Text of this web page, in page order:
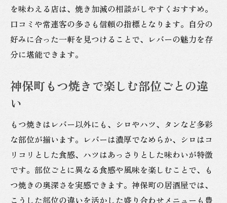
神保町のもつ焼きで癒やされるひととき
レバー好きが集まるもつ焼き名所の特徴
もつ焼き居酒屋で味わう新鮮ホルモン料理
もつ焼きの意味とレバーの楽しみ方解説
もつ焼きとは何かレバーとの関係を解説
神保町で知るもつ焼きとホルモンの違い
ツ
もつ焼き初心者が知りたいレバーの魅力
居酒屋で人気のレバー料理の楽しみ方
神保町駅でもつ焼きの奥深さを堪能する
神保町で見つけるレバー好きのための逸品
を味わえる店は、焼き加減の相談がしやすくおすすめ。
口コミや常連客の多さも信頼の指標となります。自分の
好みに合った一軒を見つけることで、レバーの魅力を存
分に堪能できます。
神保町もつ焼きで楽しむ部位ごとの違
い
もつ焼きはレバー以外にも、シロやハツ、タンなど多彩
な部位が揃います。レバーは濃厚でなめらか、シロはコ
リコリとした食感、ハツはあっさりとした味わいが特徴
です。部位ごとに異なる食感や風味を楽しむことで、も
つ焼きの奥深さを実感できます。神保町の居酒屋では、
こうした部位の違いを活かした盛り合わせメニューも豊